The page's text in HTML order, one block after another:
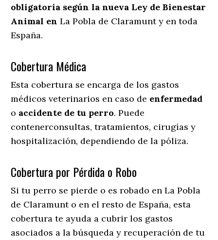
obligatoria según la nueva Ley de Bienestar
Animal enLa Pobla de Claramunt y en toda
España.
Cobertura Médica
Esta cobertura se encarga de los gastos
médicos veterinarios en caso de enfermedad
o accidente de tu perro. Puede
contenerconsultas, tratamientos, cirugías y
hospitalización, dependiendo de la póliza.
Cobertura por Pérdida o Robo
Si tu perro se pierde o es robado en La Pobla
de Claramunt o en el resto de España, esta
cobertura te ayuda a cubrir los gastos
asociados a la búsqueda y recuperación de tu